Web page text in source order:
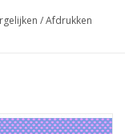
/Afdrukken